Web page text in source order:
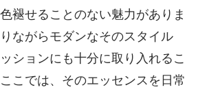
褪せることのない魅力がありま
ながらモダンなそのスタイル
ションにも十分に取り入れるこ
こでは、そのエッセンスを日常